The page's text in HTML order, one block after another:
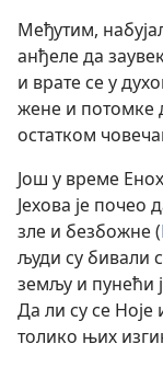
Међутим,
анђеле да
и врате се у
жене и потомке
остатком
Још у време
Јехова је
зле и безбожне (
људи су бивали
земљу и пунећи
Да ли су се
толико њих